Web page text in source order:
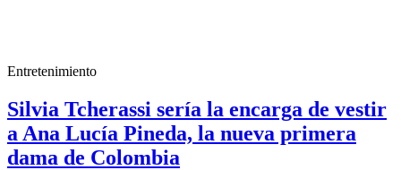
Entretenimiento
Silvia Tcherassi sería la encarga de vestir
a Ana Lucía Pineda, la nueva primera
dama de Colombia